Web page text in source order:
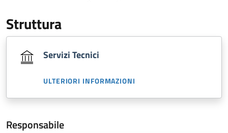
Struttura
Servizi Tecnici
ULTERIORI INFORMAZIONI
Responsabile